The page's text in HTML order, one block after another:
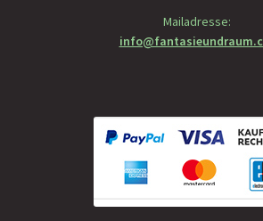
Mailadresse: